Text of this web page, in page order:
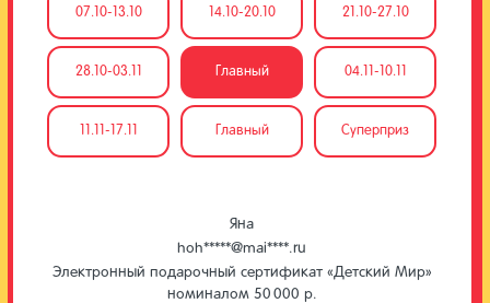
07.10-13.10 14.10-20.10 21.10-27.10
28.10-03.11 Главный 04.11-10.11
11.11-17.11 Главный Суперприз
Яна
hoh*****@mai****.ru
Электронный подарочный сертификат «Детский Мир»
номиналом 50 000 р.